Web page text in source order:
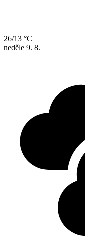
26/13 °C
neděle 9. 8.